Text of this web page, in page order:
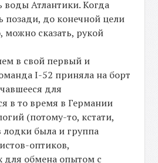
воды Атлантики. Когда
позади, до конечной цели
можно сказать, рукой
в свой первый и
I-52 приняла на борт
для
в то время в Германии
(потому-то, кстати,
лодки была и группа
оптиков,
обмена опытом с